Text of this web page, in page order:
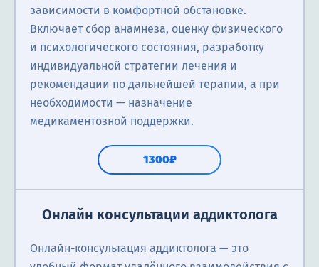
зависимости в комфортной обстановке.
Включает сбор анамнеза, оценку физического
и психологического состояния, разработку
индивидуальной стратегии лечения и
рекомендации по дальнейшей терапии, а при
необходимости — назначение
медикаментозной поддержки.
1300₽
Онлайн консультации аддиктолога
Онлайн-консультация аддиктолога — это